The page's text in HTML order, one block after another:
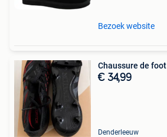
Bezoek website
Chaussure de foot
€ 34,99
Denderleeuw